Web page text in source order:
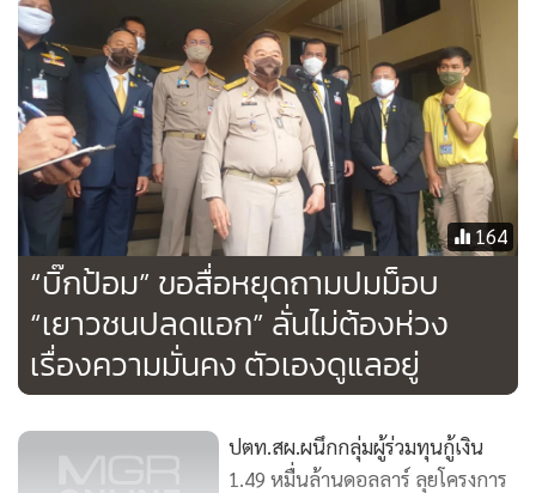
164
“บิ๊กป้อม” ขอสื่อหยุดถามปมม็อบ
“เยาวชนปลดแอก” ลั่นไม่ต้องห่วง
เรื่องความมั่นคง ตัวเองดูแลอยู่
ปตท.สผ.ผนึกกลุ่มผู้ร่วมทุนกู้เงิน
1.49 หมื่นล้านดอลลาร์ ลุยโครงการ